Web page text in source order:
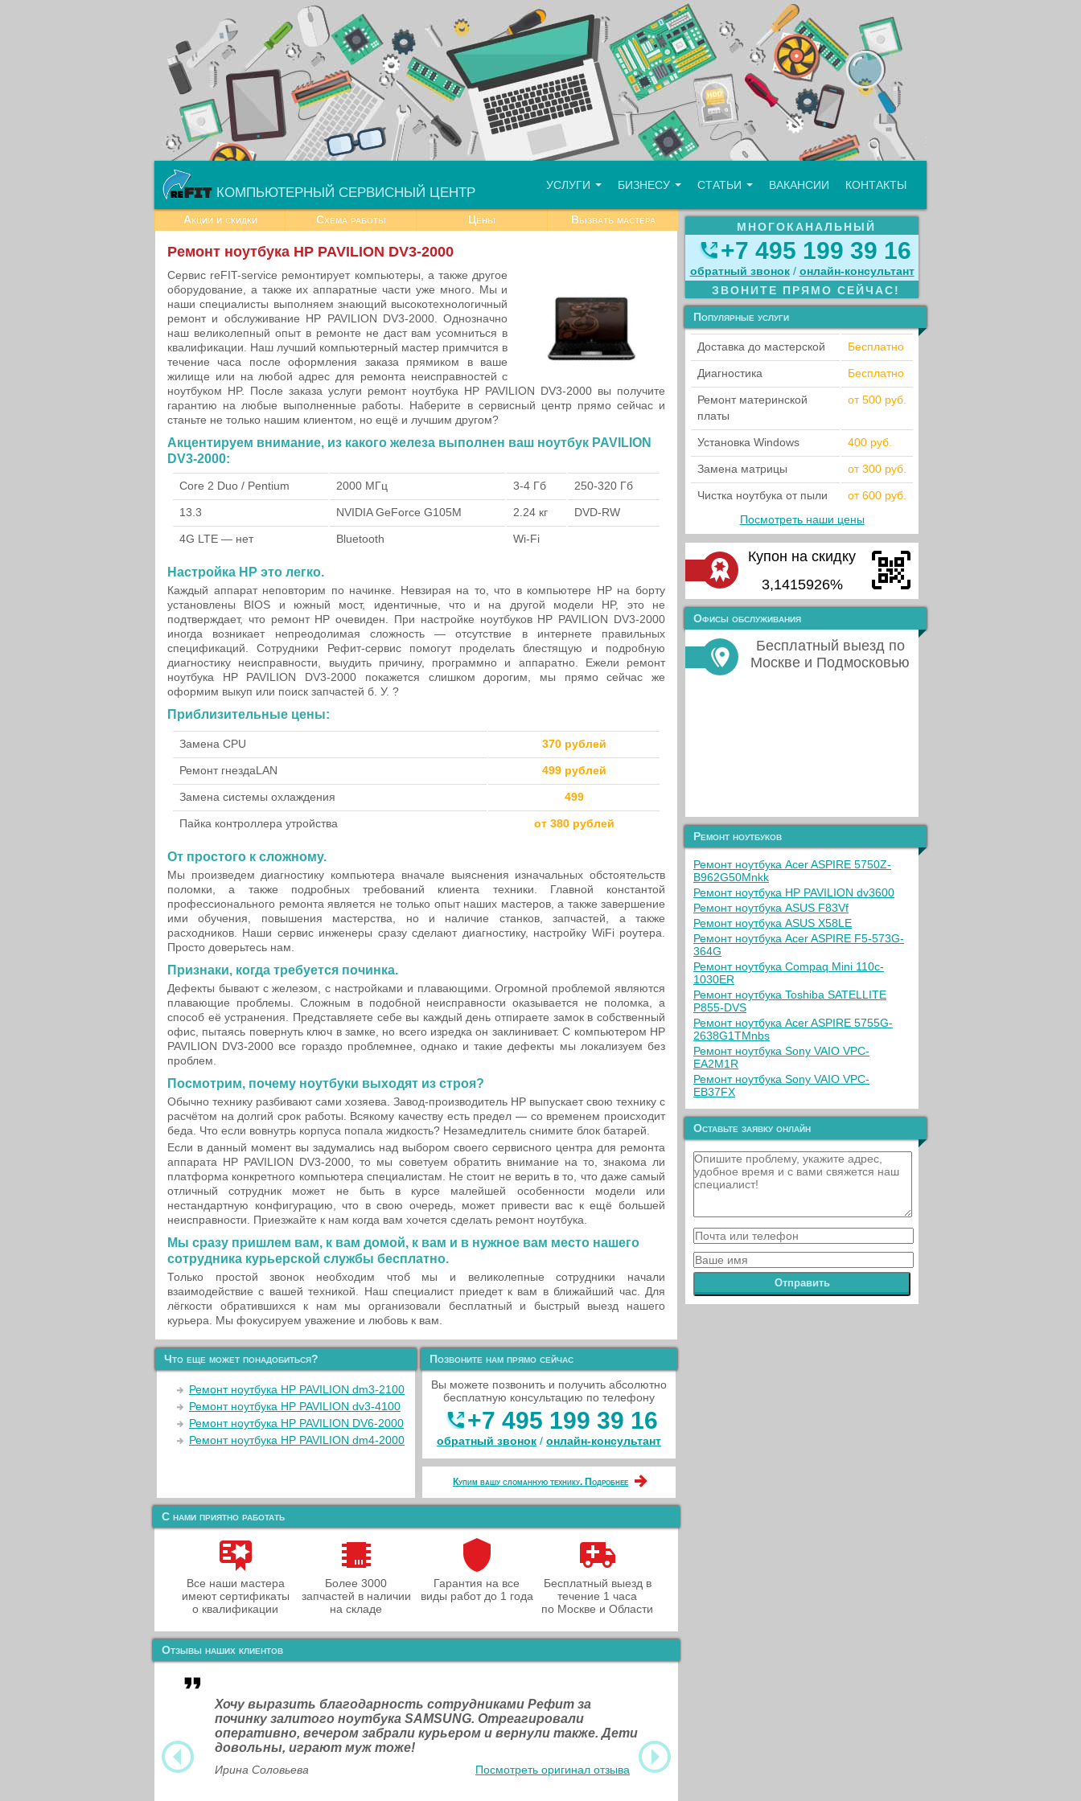
КОМПЬЮТЕРНЫЙ СЕРВИСНЫЙ ЦЕНТР УСЛУГИ БИЗНЕСУ СТАТЬИ ВАКАНСИИ КОНТАКТЫ
Акции и скидки Схема работы Цены Вызвать мастера
Ремонт ноутбука HP PAVILION DV3-2000
Сервис reFIT-service ремонтирует компьютеры, а также другое
оборудование, а также их аппаратные части уже много. Мы и
наши специалисты выполняем знающий высокотехнологичный
ремонт и обслуживание HP PAVILION DV3-2000. Однозначно
наш великолепный опыт в ремонте не даст вам усомниться в
квалификации. Наш лучший компьютерный мастер примчится в
течение часа после оформления заказа прямиком в ваше
жилище или на любой адрес для ремонта неисправностей с
ноутбуком HP. После заказа услуги ремонт ноутбука HP PAVILION DV3-2000 вы получите
гарантию на любые выполненные работы. Наберите в сервисный центр прямо сейчас и
станьте не только нашим клиентом, но ещё и лучшим другом?
Акцентируем внимание, из какого железа выполнен ваш ноутбук PAVILION
DV3-2000:
Core 2 Duo / Pentium 2000 МГц 3-4 Гб 250-320 Гб
13.3 NVIDIA GeForce G105M 2.24 кг DVD-RW
4G LTE — нет Bluetooth Wi-Fi
Настройка HP это легко.
Каждый аппарат неповторим по начинке. Невзирая на то, что в компьютере HP на борту
установлены BIOS и южный мост, идентичные, что и на другой модели HP, это не
подтверждает, что ремонт HP очевиден. При настройке ноутбуков HP PAVILION DV3-2000
иногда возникает непреодолимая сложность — отсутствие в интернете правильных
спецификаций. Сотрудники Рефит-сервис помогут проделать блестящую и подробную
диагностику неисправности, выудить причину, программно и аппаратно. Ежели ремонт
ноутбука HP PAVILION DV3-2000 покажется слишком дорогим, мы прямо сейчас же
оформим выкуп или поиск запчастей б. У. ?
Приблизительные цены:
Замена CPU 370 рублей
Ремонт гнездаLAN 499 рублей
Замена системы охлаждения 499
Пайка контроллера утройства от 380 рублей
От простого к сложному.
Мы произведем диагностику компьютера вначале выяснения изначальных обстоятельств
поломки, а также подробных требований клиента техники. Главной константой
профессионального ремонта является не только опыт наших мастеров, а также завершение
ими обучения, повышения мастерства, но и наличие станков, запчастей, а также
расходников. Наши сервис инженеры сразу сделают диагностику, настройку WiFi роутера.
Просто доверьтесь нам.
Признаки, когда требуется починка.
Дефекты бывают с железом, с настройками и плавающими. Огромной проблемой являются
плавающие проблемы. Сложным в подобной неисправности оказывается не поломка, а
способ её устранения. Представляете себе вы каждый день отпираете замок в собственный
офис, пытаясь повернуть ключ в замке, но всего изредка он заклинивает. С компьютером HP
PAVILION DV3-2000 все гораздо проблемнее, однако и такие дефекты мы локализуем без
проблем.
Посмотрим, почему ноутбуки выходят из строя?
Обычно технику разбивают сами хозяева. Завод-производитель HP выпускает свою технику с
расчётом на долгий срок работы. Всякому качеству есть предел — со временем происходит
беда. Что если вовнутрь корпуса попала жидкость? Незамедлитель снимите блок батарей.
Если в данный момент вы задумались над выбором своего сервисного центра для ремонта
аппарата HP PAVILION DV3-2000, то мы советуем обратить внимание на то, знакома ли
платформа конкретного компьютера специалистам. Не стоит не верить в то, что даже самый
отличный сотрудник может не быть в курсе малейшей особенности модели или
нестандартную конфигурацию, что в свою очередь, может привести вас к ещё большей
неисправности. Приезжайте к нам когда вам хочется сделать ремонт ноутбука.
Мы сразу пришлем вам, к вам домой, к вам и в нужное вам место нашего
сотрудника курьерской службы бесплатно.
Только простой звонок необходим чтоб мы и великолепные сотрудники начали
взаимодействие с вашей техникой. Наш специалист приедет к вам в ближайший час. Для
лёгкости обратившихся к нам мы организовали бесплатный и быстрый выезд нашего
курьера. Мы фокусируем уважение и любовь к вам.
Что еще может понадобиться?
Ремонт ноутбука HP PAVILION dm3-2100
Ремонт ноутбука HP PAVILION dv3-4100
Ремонт ноутбука HP PAVILION DV6-2000
Ремонт ноутбука HP PAVILION dm4-2000
Позвоните нам прямо сейчас
Вы можете позвонить и получить абсолютно
бесплатную консультацию по телефону
+7 495 199 39 16
обратный звонок / онлайн‑консультант
Купим вашу сломанную технику. Подробнее
С нами приятно работать
Все наши мастера
имеют сертификаты
о квалификации
Более 3000
запчастей в наличии
на складе
Гарантия на все
виды работ до 1 года
Бесплатный выезд в
течение 1 часа
по Москве и Области
Отзывы наших клиентов
Хочу выразить благодарность сотрудниками Рефит за
починку залитого ноутбука SAMSUNG. Отреагировали
оперативно, вечером забрали курьером и вернули также. Дети
довольны, играют муж тоже!
Ирина Соловьева Посмотреть оригинал отзыва
МНОГОКАНАЛЬНЫЙ
+7 495 199 39 16
обратный звонок / онлайн‑консультант
ЗВОНИТЕ ПРЯМО СЕЙЧАС!
Популярные услуги
Доставка до мастерской Бесплатно
Диагностика Бесплатно
Ремонт материнской
платы
от 500 руб.
Установка Windows 400 руб.
Замена матрицы от 300 руб.
Чистка ноутбука от пыли
от 600 руб.
Посмотреть наши цены
Купон на скидку
3,1415926%
Офисы обслуживания
Бесплатный выезд по
Москве и Подмосковью
Ремонт ноутбуков
Ремонт ноутбука Acer ASPIRE 5750Z-
B962G50Mnkk
Ремонт ноутбука HP PAVILION dv3600
Ремонт ноутбука ASUS F83Vf
Ремонт ноутбука ASUS X58LE
Ремонт ноутбука Acer ASPIRE F5-573G-
364G
Ремонт ноутбука Compaq Mini 110c-
1030ER
Ремонт ноутбука Toshiba SATELLITE
P855-DVS
Ремонт ноутбука Acer ASPIRE 5755G-
2638G1TMnbs
Ремонт ноутбука Sony VAIO VPC-
EA2M1R
Ремонт ноутбука Sony VAIO VPC-
EB37FX
Оставьте заявку онлайн
Отправить